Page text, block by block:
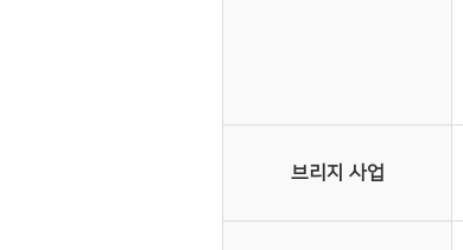
브리지 사업